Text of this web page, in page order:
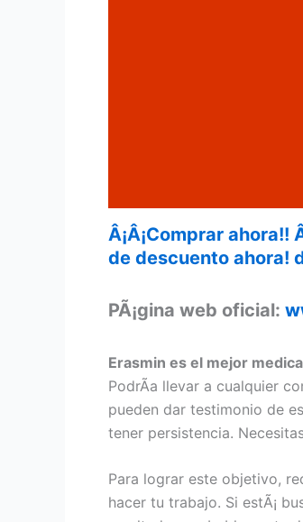
Â¡Â¡Comprar
de descuento ahora!
PÃ¡gina web oficial:
Erasmin es el mejor
PodrÃ­a llevar a cualquier
pueden dar testimonio de
tener persistencia.
Para lograr este objetivo,
hacer tu trabajo. Si estÃ¡